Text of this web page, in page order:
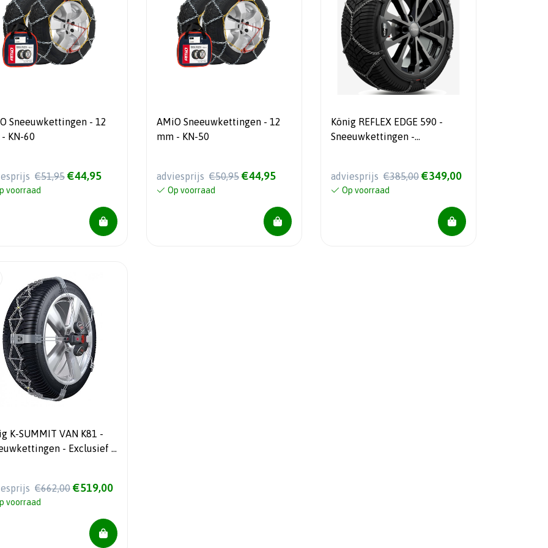
Sneeuwkettingen - 12
KN-60
€51,95 €44,95
voorraad
AMiO Sneeuwkettingen - 12
mm - KN-50
adviesprijs €50,95 €44,95
Op voorraad
König REFLEX EDGE 590 -
Sneeuwkettingen -
adviesprijs €385,00 €349,00
Op voorraad
K-SUMMIT VAN K81 -
- Exclusief -
€662,00 €519,00
voorraad